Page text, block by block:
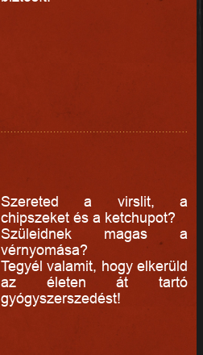
Szereted a virslit, a
chipszeket és a ketchupot?
Szüleidnek magas a
vérnyomása?
Tegyél valamit, hogy elkerüld
az életen át tartó
gyógyszerszedést!